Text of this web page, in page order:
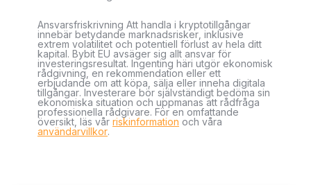
Ansvarsfriskrivning Att handla i kryptotillgångar
innebär betydande marknadsrisker, inklusive
extrem volatilitet och potentiell förlust av hela ditt
kapital. Bybit EU avsäger sig allt ansvar för
investeringsresultat. Ingenting häri utgör ekonomisk
rådgivning, en rekommendation eller ett
erbjudande om att köpa, sälja eller inneha digitala
tillgångar. Investerare bör självständigt bedöma sin
ekonomiska situation och uppmanas att rådfråga
professionella rådgivare. För en omfattande
översikt, läs vår riskinformation och våra
användarvillkor.